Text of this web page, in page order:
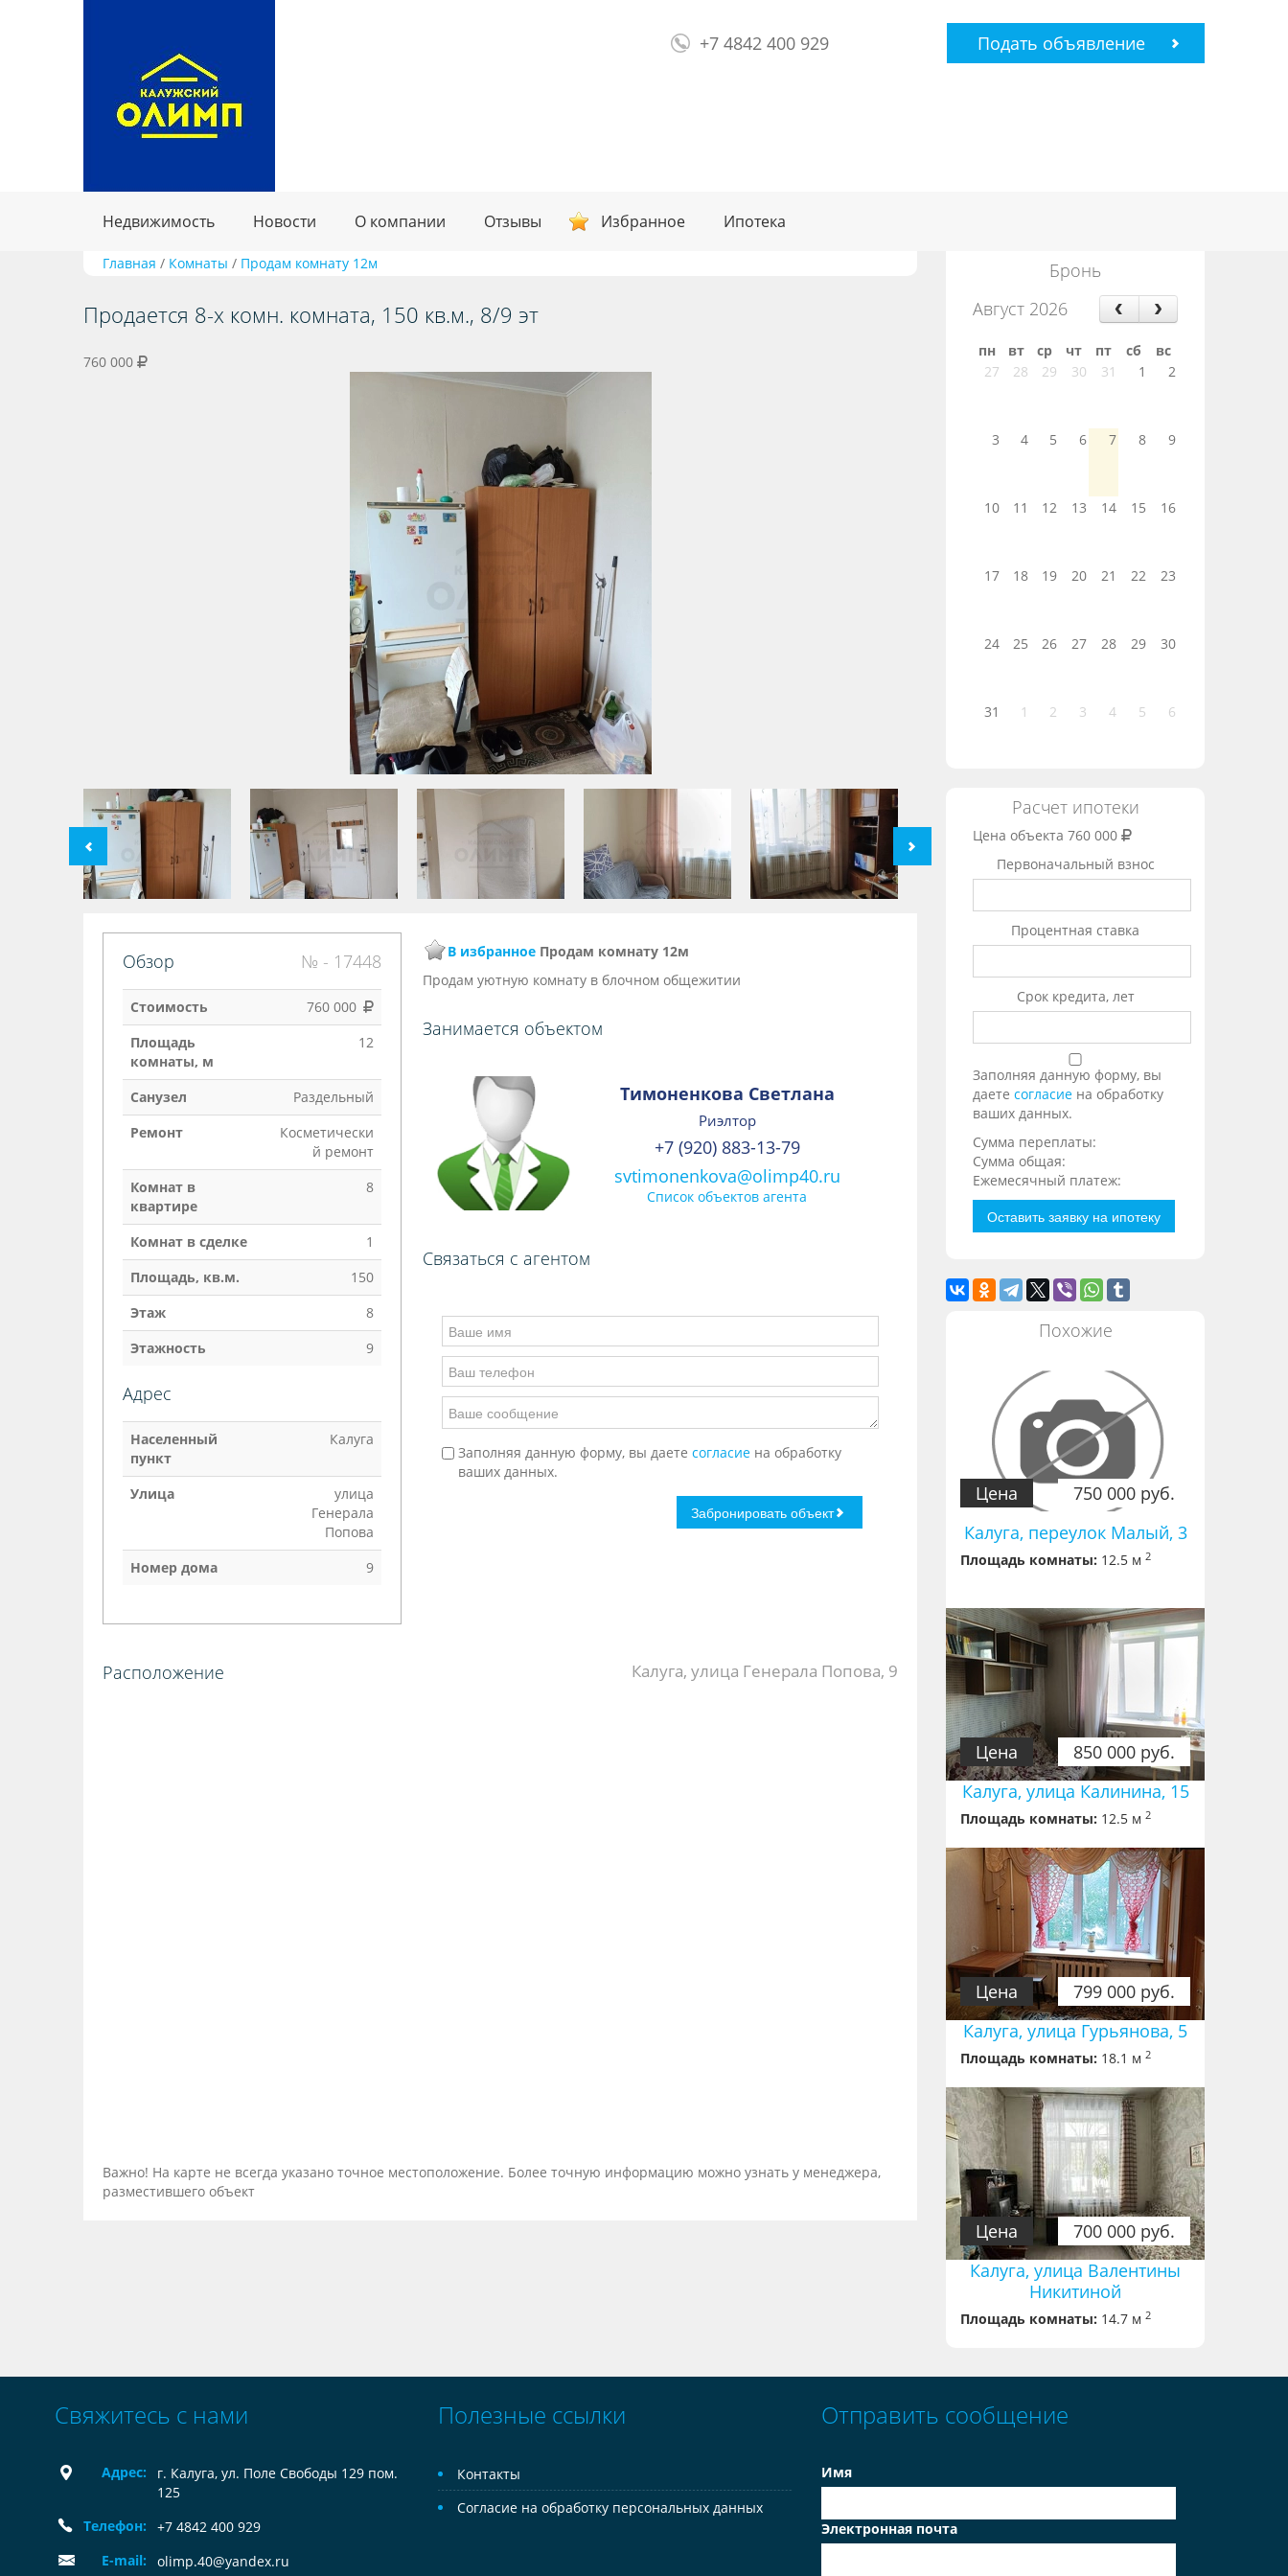
+7 4842 400 929 Подать объявление
Недвижимость Новости О компании Отзывы Избранное Ипотека
Главная / Комнаты / Продам комнату 12м
Продается 8-х комн. комната, 150 кв.м., 8/9 эт
760 000
Обзор № - 17448
Стоимость
760 000
Площадь
комнаты, м
12
Санузел
Раздельный
Ремонт
Косметически
й ремонт
Комнат в
квартире
8
Комнат в сделке
1
Площадь, кв.м.
150
Этаж
8
Этажность
9
Адрес
Населенный
пункт
Калуга
Улица
улица
Генерала
Попова
Номер дома
9
В избранноеПродам комнату 12м
Продам уютную комнату в блочном общежитии
Занимается объектом
Тимоненкова Светлана
Риэлтор
+7 (920) 883-13-79
svtimonenkova@olimp40.ru
Список объектов агента
Связаться с агентом
Заполняя данную форму, вы даете согласие на обработку
ваших данных.
Расположение Калуга, улица Генерала Попова, 9
Важно! На карте не всегда указано точное местоположение. Более точную информацию можно узнать у менеджера,
разместившего объект
Бронь
Август 2026
пн вт ср чт пт сб
вс
27
28 29 30 31 1 2
3 4 5 6 7 8 9
10 11 12 13 14 15 16
17 18 19 20 21 22 23
24 25 26 27 28 29 30
31 1 2 3 4 5 6
Расчет ипотеки
Цена объекта 760 000
Первоначальный взнос
Процентная ставка
Срок кредита, лет
Заполняя данную форму, вы
даете согласие на обработку
ваших данных.
Сумма переплаты:
Сумма общая:
Ежемесячный платеж:
Оставить заявку на ипотеку
Похожие
750 000 руб.
Цена
Калуга, переулок Малый, 3
Площадь комнаты: 12.5 м 2
850 000 руб.
Цена
Калуга, улица Калинина, 15
Площадь комнаты: 12.5 м 2
799 000 руб.
Цена
Калуга, улица Гурьянова, 5
Площадь комнаты: 18.1 м 2
700 000 руб.
Цена
Калуга, улица Валентины
Никитиной
Площадь комнаты: 14.7 м 2
Свяжитесь с нами
Адрес:
г. Калуга, ул. Поле Свободы 129 пом.
125
Телефон:
+7 4842 400 929
E-mail:
olimp.40@yandex.ru
Полезные ссылки
Контакты
Согласие на обработку персональных данных
Отправить сообщение
Имя
Электронная почта